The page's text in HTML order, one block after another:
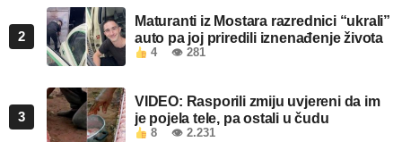
2
Maturanti iz Mostara razrednici “ukrali”
auto pa joj priredili iznenađenje života
4 👁 281
3
VIDEO: Rasporili zmiju uvjereni da im
je pojela tele, pa ostali u čudu
8 👁 2.231